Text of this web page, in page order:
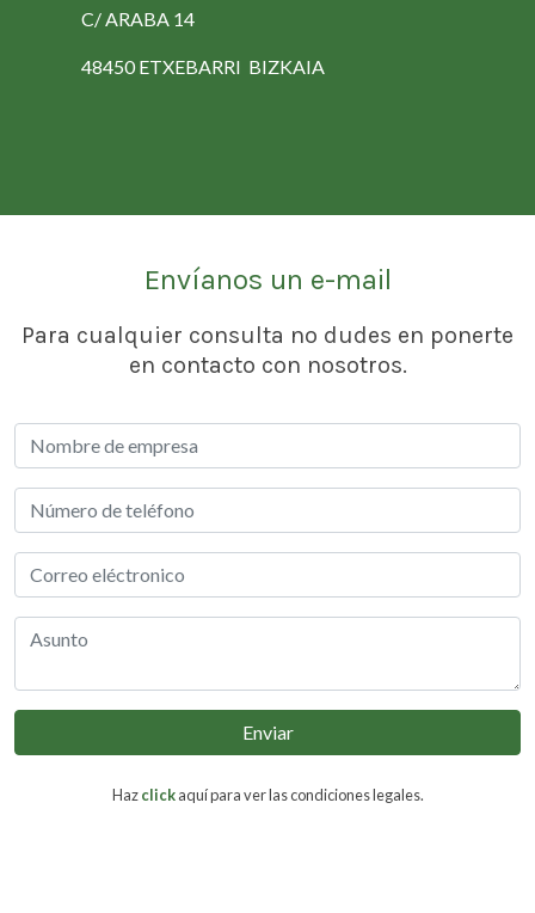
C/ ARABA 14
48450 ETXEBARRI BIZKAIA
Envíanos un e-mail
Para cualquier consulta no dudes en ponerte
en contacto con nosotros.
Enviar
Hazclickaquí para ver las condiciones legales.